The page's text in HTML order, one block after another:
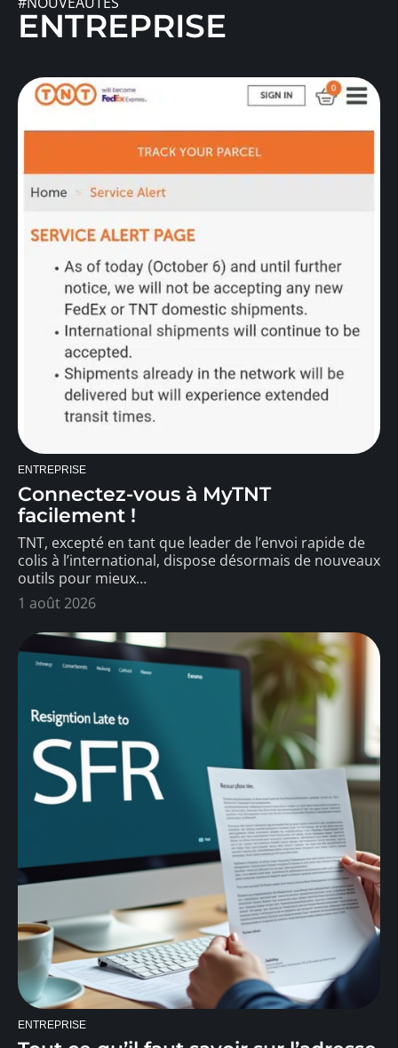
ENTREPRISE
ENTREPRISE
Connectez-vous à MyTNT
facilement !
TNT, excepté en tant que leader de l’envoi rapide de
colis à l’international, dispose désormais de nouveaux
outils pour mieux…
1 août 2026
ENTREPRISE